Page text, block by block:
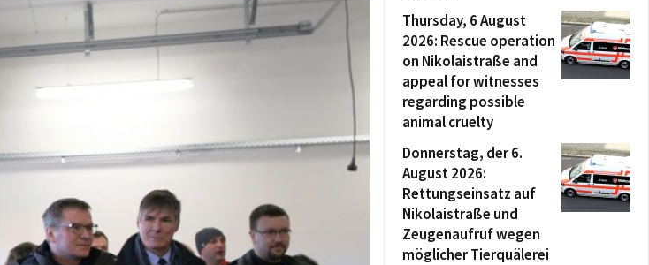
Thursday, 6 August
2026: Rescue operation
on Nikolaistraße and
appeal for witnesses
regarding possible
animal cruelty
Donnerstag, der 6.
August 2026:
Rettungseinsatz auf
Nikolaistraße und
Zeugenaufruf wegen
möglicher Tierquälerei